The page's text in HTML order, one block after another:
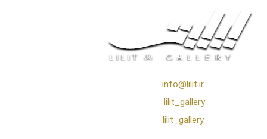
info@lilit.ir
lilit_gallery
lilit_gallery